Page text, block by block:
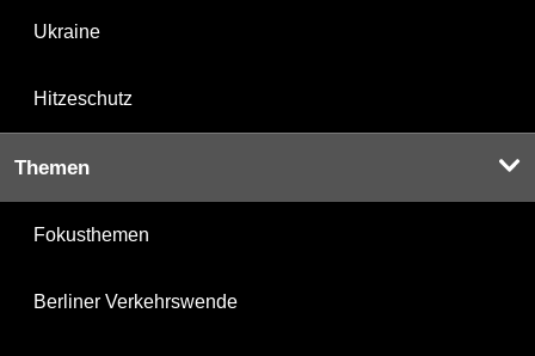
Ukraine
Hitzeschutz
Themen
Fokusthemen
Berliner Verkehrswende